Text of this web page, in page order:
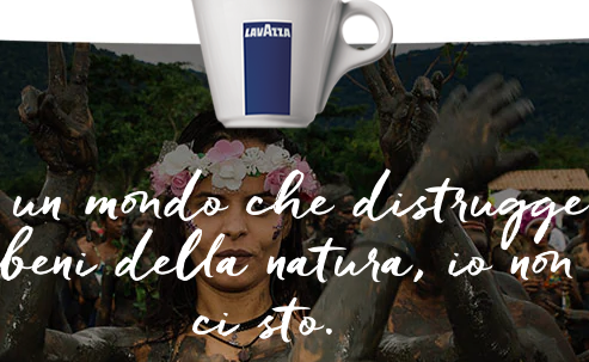
mondo che distrugge
della natura, io non
ci sto.